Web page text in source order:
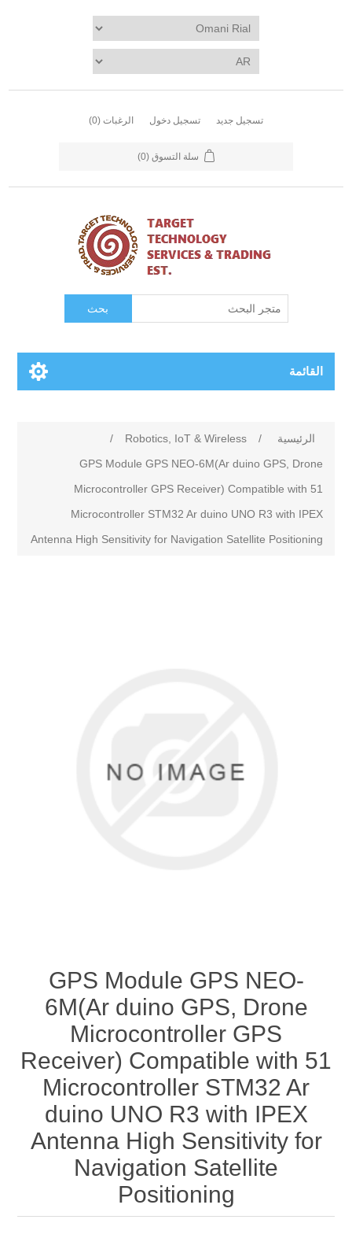
تسجيل جديد تسجيل دخول الرغبات (0)
سلة التسوق (0)
بحث
القائمة
الرئيسية /
Robotics, IoT & Wireless
/
GPS Module GPS NEO-6M(Ar duino GPS, Drone
Microcontroller GPS Receiver) Compatible with 51
Microcontroller STM32 Ar duino UNO R3 with IPEX
Antenna High Sensitivity for Navigation Satellite Positioning
GPS Module GPS NEO-
6M(Ar duino GPS, Drone
Microcontroller GPS
Receiver) Compatible with 51
Microcontroller STM32 Ar
duino UNO R3 with IPEX
Antenna High Sensitivity for
Navigation Satellite
Positioning